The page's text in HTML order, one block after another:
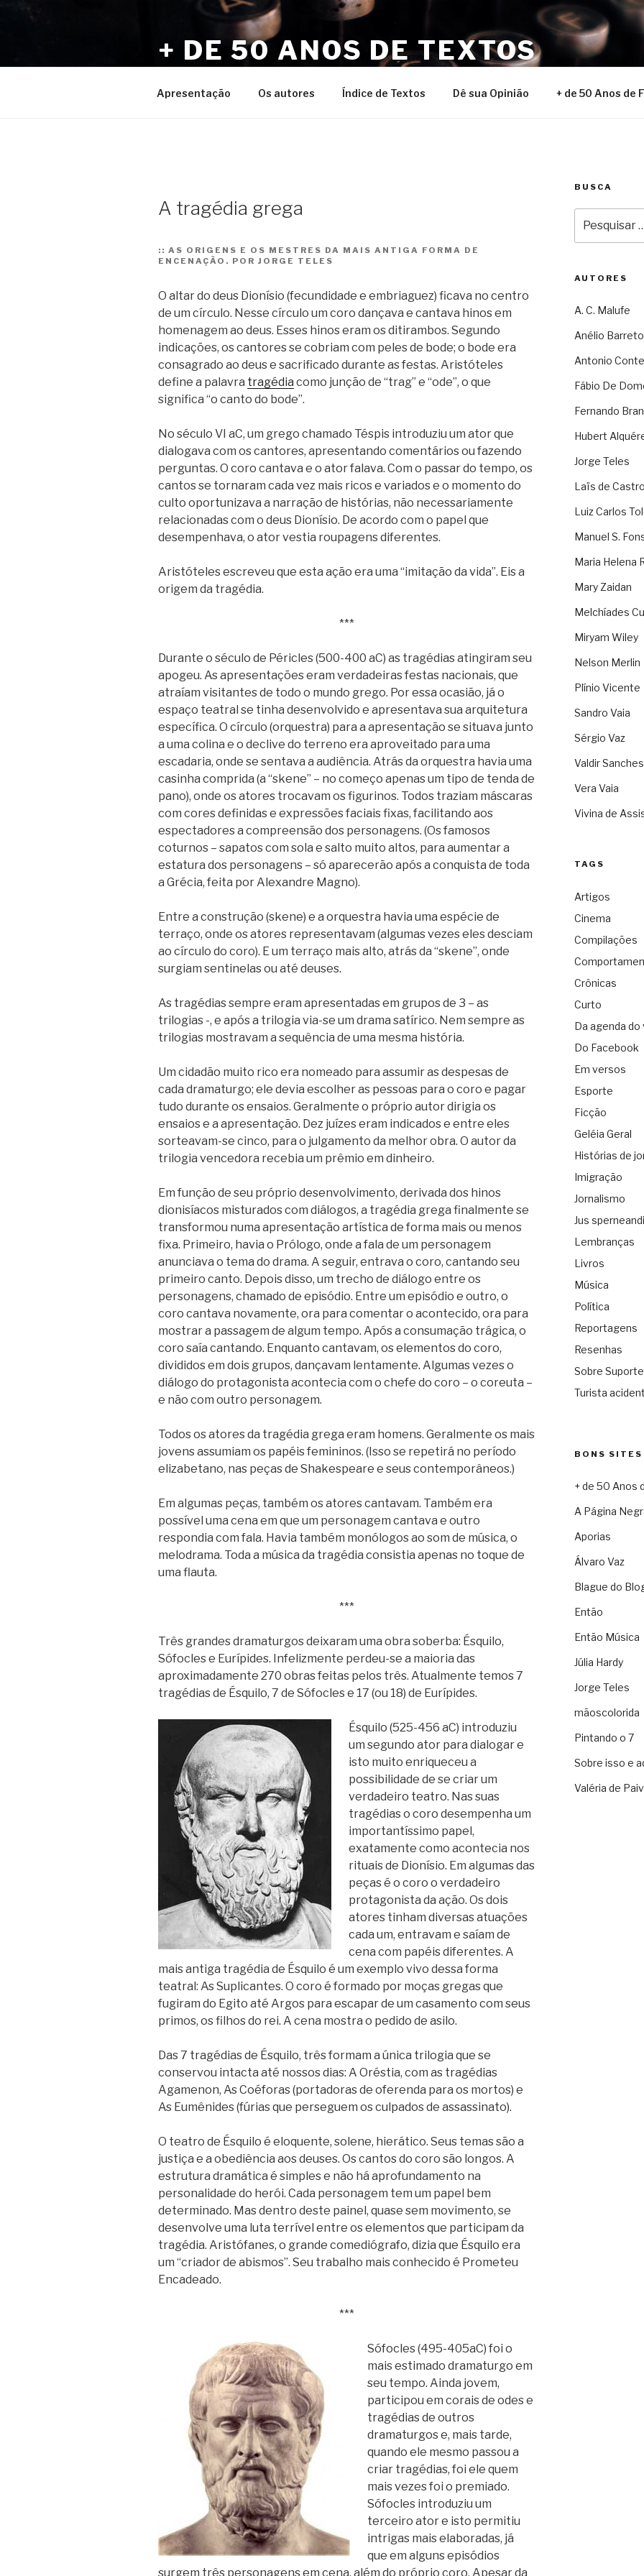
Pular
+ DE 50 ANOS DE TEXTOS
Apresentação Os autores Índice de Textos Dê sua Opinião + de 50 Anos de
A tragédia grega
:: AS ORIGENS E OS MESTRES DA MAIS ANTIGA FORMA DE
ENCENAÇÃO. POR JORGE TELES
O altar do deus Dionísio (fecundidade e embriaguez) ficava no centro
de um círculo. Nesse círculo um coro dançava e cantava hinos em
homenagem ao deus. Esses hinos eram os ditirambos. Segundo
indicações, os cantores se cobriam com peles de bode; o bode era
consagrado ao deus e sacrificado durante as festas. Aristóteles
define a palavra tragédia como junção de “trag” e “ode”, o que
significa “o canto do bode”.
No século VI aC, um grego chamado Téspis introduziu um ator que
dialogava com os cantores, apresentando comentários ou fazendo
perguntas. O coro cantava e o ator falava. Com o passar do tempo, os
cantos se tornaram cada vez mais ricos e variados e o momento do
culto oportunizava a narração de histórias, não necessariamente
relacionadas com o deus Dionísio. De acordo com o papel que
desempenhava, o ator vestia roupagens diferentes.
Aristóteles escreveu que esta ação era uma “imitação da vida”. Eis a
origem da tragédia.
***
Durante o século de Péricles (500-400 aC) as tragédias atingiram seu
apogeu. As apresentações eram verdadeiras festas nacionais, que
atraíam visitantes de todo o mundo grego. Por essa ocasião, já o
espaço teatral se tinha desenvolvido e apresentava sua arquitetura
específica. O círculo (orquestra) para a apresentação se situava junto
a uma colina e o declive do terreno era aproveitado para uma
escadaria, onde se sentava a audiência. Atrás da orquestra havia uma
casinha comprida (a “skene” – no começo apenas um tipo de tenda de
pano), onde os atores trocavam os figurinos. Todos traziam máscaras
com cores definidas e expressões faciais fixas, facilitando aos
espectadores a compreensão dos personagens. (Os famosos
coturnos – sapatos com sola e salto muito altos, para aumentar a
estatura dos personagens – só aparecerão após a conquista de toda
a Grécia, feita por Alexandre Magno).
Entre a construção (skene) e a orquestra havia uma espécie de
terraço, onde os atores representavam (algumas vezes eles desciam
ao círculo do coro). E um terraço mais alto, atrás da “skene”, onde
surgiam sentinelas ou até deuses.
As tragédias sempre eram apresentadas em grupos de 3 – as
trilogias -, e após a trilogia via-se um drama satírico. Nem sempre as
trilogias mostravam a sequência de uma mesma história.
Um cidadão muito rico era nomeado para assumir as despesas de
cada dramaturgo; ele devia escolher as pessoas para o coro e pagar
tudo durante os ensaios. Geralmente o próprio autor dirigia os
ensaios e a apresentação. Dez juízes eram indicados e entre eles
sorteavam-se cinco, para o julgamento da melhor obra. O autor da
trilogia vencedora recebia um prêmio em dinheiro.
Em função de seu próprio desenvolvimento, derivada dos hinos
dionisíacos misturados com diálogos, a tragédia grega finalmente se
transformou numa apresentação artística de forma mais ou menos
fixa. Primeiro, havia o Prólogo, onde a fala de um personagem
anunciava o tema do drama. A seguir, entrava o coro, cantando seu
primeiro canto. Depois disso, um trecho de diálogo entre os
personagens, chamado de episódio. Entre um episódio e outro, o
coro cantava novamente, ora para comentar o acontecido, ora para
mostrar a passagem de algum tempo. Após a consumação trágica, o
coro saía cantando. Enquanto cantavam, os elementos do coro,
divididos em dois grupos, dançavam lentamente. Algumas vezes o
diálogo do protagonista acontecia com o chefe do coro – o coreuta –
e não com outro personagem.
Todos os atores da tragédia grega eram homens. Geralmente os mais
jovens assumiam os papéis femininos. (Isso se repetirá no período
elizabetano, nas peças de Shakespeare e seus contemporâneos.)
Em algumas peças, também os atores cantavam. Também era
possível uma cena em que um personagem cantava e outro
respondia com fala. Havia também monólogos ao som de música, o
melodrama. Toda a música da tragédia consistia apenas no toque de
uma flauta.
***
Três grandes dramaturgos deixaram uma obra soberba: Ésquilo,
Sófocles e Eurípides. Infelizmente perdeu-se a maioria das
aproximadamente 270 obras feitas pelos três. Atualmente temos 7
tragédias de Ésquilo, 7 de Sófocles e 17 (ou 18) de Eurípides.
Ésquilo (525-456 aC) introduziu
um segundo ator para dialogar e
isto muito enriqueceu a
possibilidade de se criar um
verdadeiro teatro. Nas suas
tragédias o coro desempenha um
importantíssimo papel,
exatamente como acontecia nos
rituais de Dionísio. Em algumas das
peças é o coro o verdadeiro
protagonista da ação. Os dois
atores tinham diversas atuações
cada um, entravam e saíam de
cena com papéis diferentes. A
mais antiga tragédia de Ésquilo é um exemplo vivo dessa forma
teatral: As Suplicantes. O coro é formado por moças gregas que
fugiram do Egito até Argos para escapar de um casamento com seus
primos, os filhos do rei. A cena mostra o pedido de asilo.
Das 7 tragédias de Ésquilo, três formam a única trilogia que se
conservou intacta até nossos dias: A Oréstia, com as tragédias
Agamenon, As Coéforas (portadoras de oferenda para os mortos) e
As Eumênides (fúrias que perseguem os culpados de assassinato).
O teatro de Ésquilo é eloquente, solene, hierático. Seus temas são a
justiça e a obediência aos deuses. Os cantos do coro são longos. A
estrutura dramática é simples e não há aprofundamento na
personalidade do herói. Cada personagem tem um papel bem
determinado. Mas dentro deste painel, quase sem movimento, se
desenvolve uma luta terrível entre os elementos que participam da
tragédia. Aristófanes, o grande comediógrafo, dizia que Ésquilo era
um “criador de abismos”. Seu trabalho mais conhecido é Prometeu
Encadeado.
***
Sófocles (495-405aC) foi o
mais estimado dramaturgo em
seu tempo. Ainda jovem,
participou em corais de odes e
tragédias de outros
dramaturgos e, mais tarde,
quando ele mesmo passou a
criar tragédias, foi ele quem
mais vezes foi o premiado.
Sófocles introduziu um
terceiro ator e isto permitiu
intrigas mais elaboradas, já
que em alguns episódios
surgem três personagens em cena, além do próprio coro. Apesar da
BUSCA
por:
AUTORES
A. C. Malufe
Anélio Barreto
Antonio
Fábio De
Fernando
Hubert
Jorge Teles
Laïs de Castro
Luiz Carlos
Manuel S.
Maria Helena
Mary Zaidan
Melchíades
Miryam Wiley
Nelson Merlin
Plínio Vicente
Sandro Vaia
Sérgio Vaz
Valdir Sanches
Vera Vaia
Vivina de
TAGS
Artigos
Cinema
Compilações
Crônicas
Curto
Da agenda do
Do Facebook
Em versos
Esporte
Ficção
Geléia Geral
Histórias de
Imigração
Jornalismo
Jus sperneandi
Lembranças
Livros
Música
Política
Reportagens
Resenhas
Sobre
Turista
BONS SITES
+ de 50 Anos
A Página
Aporias
Álvaro Vaz
Blague do
Então
Então Música
Júlia Hardy
Jorge Teles
mãoscolorida
Pintando o 7
Sobre isso e
Valéria de